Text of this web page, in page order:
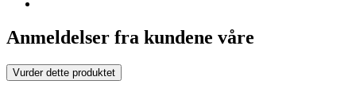
Anmeldelser fra kundene våre
Vurder dette produktet